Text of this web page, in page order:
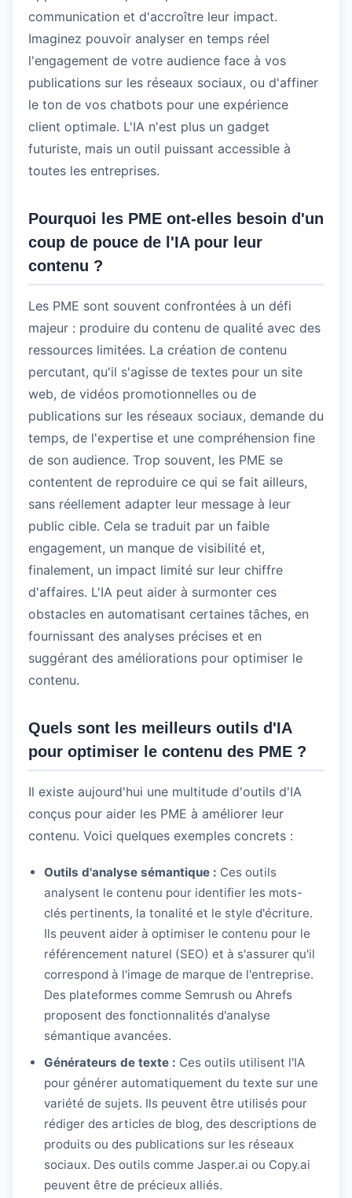
communication et d'accroître leur impact.
Imaginez pouvoir analyser en temps réel
l'engagement de votre audience face à vos
publications sur les réseaux sociaux, ou d'affiner
le ton de vos chatbots pour une expérience
client optimale. L'IA n'est plus un gadget
futuriste, mais un outil puissant accessible à
toutes les entreprises.
Pourquoi les PME ont-elles besoin d'un
coup de pouce de l'IA pour leur
contenu ?
Les PME sont souvent confrontées à un défi
majeur : produire du contenu de qualité avec des
ressources limitées. La création de contenu
percutant, qu'il s'agisse de textes pour un site
web, de vidéos promotionnelles ou de
publications sur les réseaux sociaux, demande du
temps, de l'expertise et une compréhension fine
de son audience. Trop souvent, les PME se
contentent de reproduire ce qui se fait ailleurs,
sans réellement adapter leur message à leur
public cible. Cela se traduit par un faible
engagement, un manque de visibilité et,
finalement, un impact limité sur leur chiffre
d'affaires. L'IA peut aider à surmonter ces
obstacles en automatisant certaines tâches, en
fournissant des analyses précises et en
suggérant des améliorations pour optimiser le
contenu.
Quels sont les meilleurs outils d'IA
pour optimiser le contenu des PME ?
Il existe aujourd'hui une multitude d'outils d'IA
conçus pour aider les PME à améliorer leur
contenu. Voici quelques exemples concrets :
Outils d'analyse sémantique : Ces outils
analysent le contenu pour identifier les mots-
clés pertinents, la tonalité et le style d'écriture.
Ils peuvent aider à optimiser le contenu pour le
référencement naturel (SEO) et à s'assurer qu'il
correspond à l'image de marque de l'entreprise.
Des plateformes comme Semrush ou Ahrefs
proposent des fonctionnalités d'analyse
sémantique avancées.
Générateurs de texte : Ces outils utilisent l'IA
pour générer automatiquement du texte sur une
variété de sujets. Ils peuvent être utilisés pour
rédiger des articles de blog, des descriptions de
produits ou des publications sur les réseaux
sociaux. Des outils comme Jasper.ai ou Copy.ai
peuvent être de précieux alliés.